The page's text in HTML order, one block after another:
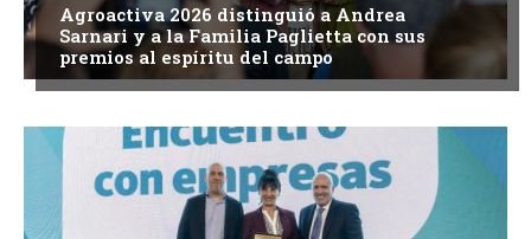
Agroactiva 2026 distinguió a Andrea
Sarnari y a la Familia Paglietta con sus
premios al espíritu del campo